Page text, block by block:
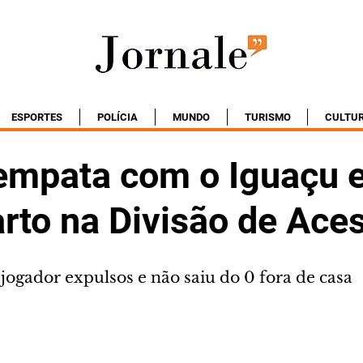
ESPORTES POLÍCIA MUNDO TURISMO
com o Iguaçu
na Divisão de
expulsos e não saiu do 0 fora de casa